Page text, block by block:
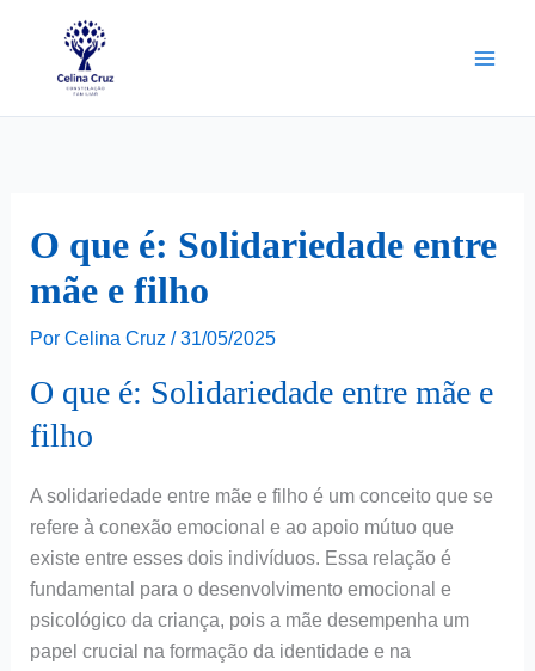
O que é: Solidariedade entre
mãe e filho
Por Celina Cruz / 31/05/2025
O que é: Solidariedade entre mãe e
filho
A solidariedade entre mãe e filho é um conceito que se
refere à conexão emocional e ao apoio mútuo que
existe entre esses dois indivíduos. Essa relação é
fundamental para o desenvolvimento emocional e
psicológico da criança, pois a mãe desempenha um
papel crucial na formação da identidade e na